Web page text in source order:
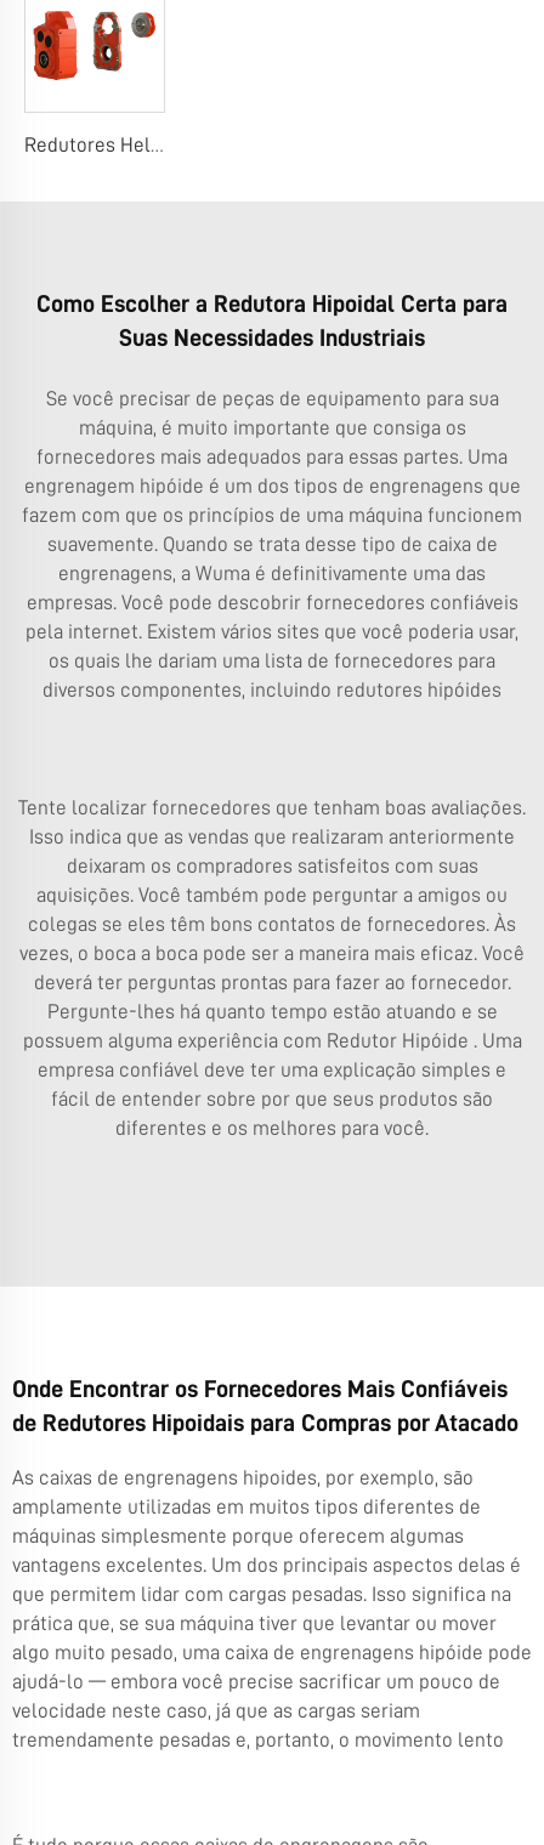
Redutores Helicoidais de Eixo Paralelo Modulares MFA
Como Escolher a Redutora Hipoidal Certa para
Suas Necessidades Industriais
Se você precisar de peças de equipamento para sua
máquina, é muito importante que consiga os
fornecedores mais adequados para essas partes. Uma
engrenagem hipóide é um dos tipos de engrenagens que
fazem com que os princípios de uma máquina funcionem
suavemente. Quando se trata desse tipo de caixa de
engrenagens, a Wuma é definitivamente uma das
empresas. Você pode descobrir fornecedores confiáveis
pela internet. Existem vários sites que você poderia usar,
os quais lhe dariam uma lista de fornecedores para
diversos componentes, incluindo redutores hipóides
Tente localizar fornecedores que tenham boas avaliações.
Isso indica que as vendas que realizaram anteriormente
deixaram os compradores satisfeitos com suas
aquisições. Você também pode perguntar a amigos ou
colegas se eles têm bons contatos de fornecedores. Às
vezes, o boca a boca pode ser a maneira mais eficaz. Você
deverá ter perguntas prontas para fazer ao fornecedor.
Pergunte-lhes há quanto tempo estão atuando e se
possuem alguma experiência com Redutor Hipóide . Uma
empresa confiável deve ter uma explicação simples e
fácil de entender sobre por que seus produtos são
diferentes e os melhores para ‍‌‍‍‌‍‌‍‍‌você.
Onde Encontrar os Fornecedores Mais Confiáveis
de Redutores Hipoidais para Compras por Atacado
As caixas de engrenagens hipoides, por exemplo, são
amplamente utilizadas em muitos tipos diferentes de
máquinas simplesmente porque oferecem algumas
vantagens excelentes. Um dos principais aspectos delas é
que permitem lidar com cargas pesadas. Isso significa na
prática que, se sua máquina tiver que levantar ou mover
algo muito pesado, uma caixa de engrenagens hipóide pode
ajudá-lo — embora você precise sacrificar um pouco de
velocidade neste caso, já que as cargas seriam
tremendamente pesadas e, portanto, o movimento lento